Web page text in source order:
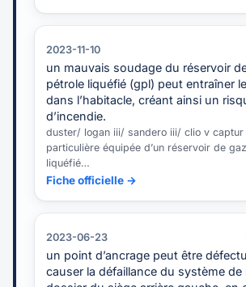
2023-11-10
un mauvais soudage du réservoir
pétrole liquéfié (gpl) peut entraîner
dans l’habitacle, créant ainsi un
d’incendie.
duster/ logan iii/ sandero iii/ clio v captur
particulière équipée d’un réservoir de
liquéfié…
Fiche officielle →
2023-06-23
un point d’ancrage peut être
causer la défaillance du système de